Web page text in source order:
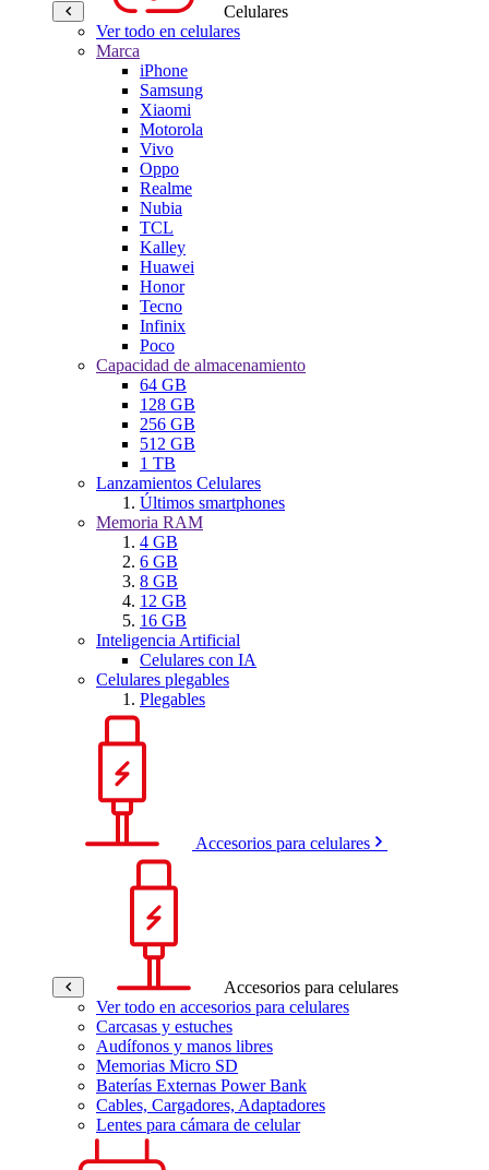
Celulares
Ver todo en celulares
Marca
iPhone
Samsung
Xiaomi
Motorola
Vivo
Oppo
Realme
Nubia
TCL
Kalley
Huawei
Honor
Tecno
Infinix
Poco
Capacidad de almacenamiento
64 GB
128 GB
256 GB
512 GB
1 TB
Lanzamientos Celulares
Últimos smartphones
Memoria RAM
4 GB
6 GB
8 GB
12 GB
16 GB
Inteligencia Artificial
Celulares con IA
Celulares plegables
Plegables
Accesorios para celulares
Accesorios para celulares
Ver todo en accesorios para celulares
Carcasas y estuches
Audífonos y manos libres
Memorias Micro SD
Baterías Externas Power Bank
Cables, Cargadores, Adaptadores
Lentes para cámara de celular